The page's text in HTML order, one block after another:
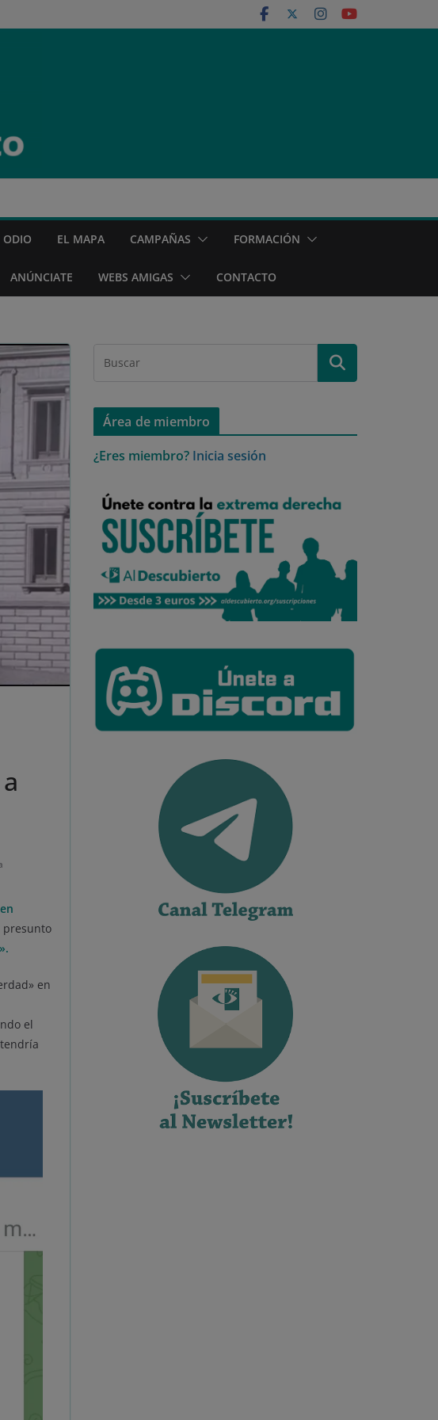
ODIO EL MAPA CAMPAÑAS FORMACIÓN
ANÚNCIATE WEBS AMIGAS CONTACTO
presunto
en
el
Área de miembro
¿Eres miembro? Inicia sesión